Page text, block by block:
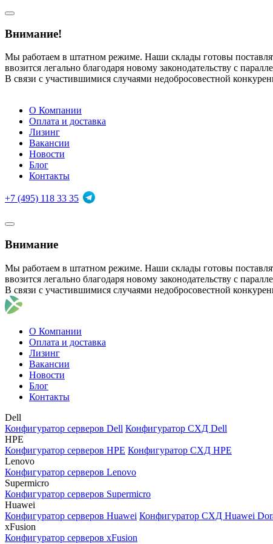
Внимание!
Мы работаем в штатном режиме. Наши склады готовы
ввозится легально благодаря новому законодательству с
В связи с участившимися случаями недобросовестной
О Компании
Оплата и доставка
Лизинг
Вакансии
Новости
Блог
Контакты
+7 (495) 118 33 35
Внимание
Мы работаем в штатном режиме. Наши склады готовы
ввозится легально благодаря новому законодательству с
В связи с участившимися случаями недобросовестной
О Компании
Оплата и доставка
Лизинг
Вакансии
Новости
Блог
Контакты
Dell
Конфигуратор серверов Dell Конфигуратор СХД Dell
HPE
Конфигуратор серверов HPE Конфигуратор СХД HPE
Lenovo
Конфигуратор серверов Lenovo
Supermicro
Конфигуратор серверов Supermicro
Huawei
Конфигуратор серверов Huawei Конфигуратор СХД Huawei
xFusion
Конфигуратор серверов xFusion